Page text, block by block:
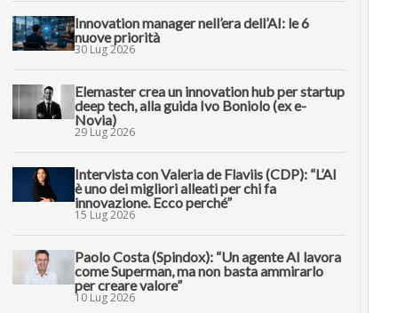
Innovation manager nell’era dell’AI: le 6
nuove priorità
30 Lug 2026
Elemaster crea un innovation hub per startup
deep tech, alla guida Ivo Boniolo (ex e-
Novia)
29 Lug 2026
Intervista con Valeria de Flaviis (CDP): “L’AI
è uno dei migliori alleati per chi fa
innovazione. Ecco perché”
15 Lug 2026
Paolo Costa (Spindox): “Un agente AI lavora
come Superman, ma non basta ammirarlo
per creare valore”
10 Lug 2026